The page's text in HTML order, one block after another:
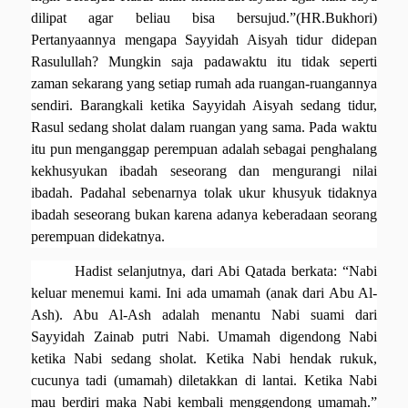
dilipat agar beliau bisa bersujud.”(HR.Bukhori)
Pertanyaannya mengapa Sayyidah Aisyah tidur didepan
Rasulullah?Mungkin saja padawaktu itu tidak seperti
zaman sekarang yang setiap rumah ada ruangan-ruangannya
sendiri. Barangkali ketika Sayyidah Aisyah sedang tidur,
Rasul sedang sholat dalam ruangan yang sama. Pada waktu
itu pun menganggap perempuan adalah sebagai penghalang
kekhusyukan ibadah seseorang dan mengurangi nilai
ibadah. Padahal sebenarnya tolak ukur khusyuk tidaknya
ibadah seseorang bukan karena adanya keberadaan seorang
perempuan didekatnya.
Hadist selanjutnya, dari Abi Qatada berkata: “Nabi
keluar menemui kami. Ini ada umamah (anak dari Abu Al-
Ash). Abu Al-Ash adalah menantu Nabi suami dari
Sayyidah Zainab putri Nabi. Umamah digendong Nabi
ketika Nabi sedang sholat. Ketika Nabi hendak rukuk,
cucunya tadi (umamah) diletakkan di lantai. Ketika Nabi
mau berdiri maka Nabi kembali menggendong umamah.”